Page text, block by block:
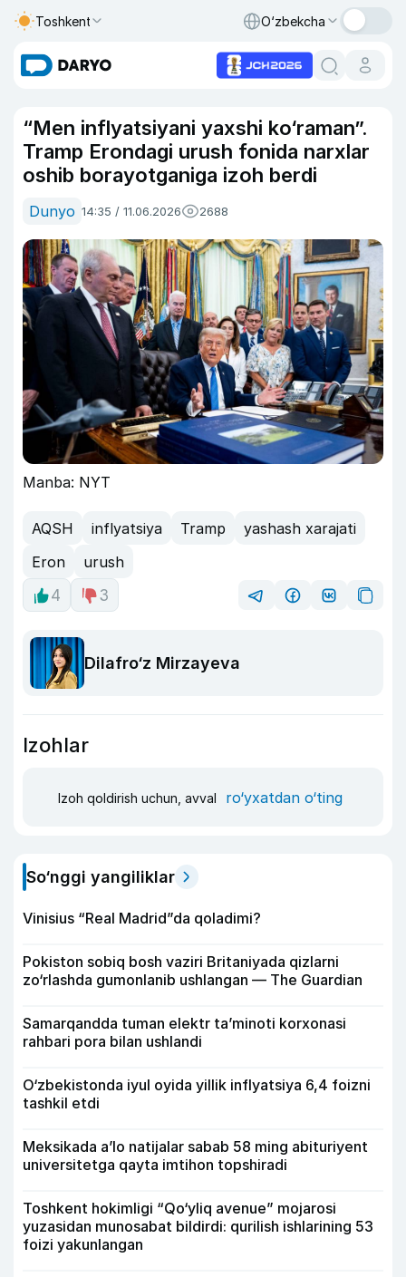
Toshkent O‘zbekcha
“Men inflyatsiyani yaxshi ko‘raman”.
Tramp Erondagi urush fonida narxlar
oshib borayotganiga izoh berdi
Dunyo 14:35 / 11.06.2026 2688
Manba: NYT
AQSH inflyatsiya Tramp
yashash xarajati
Eron
urush
4
3
Dilafro‘z Mirzayeva
Izohlar
Izoh qoldirish uchun, avval ro‘yxatdan o‘ting
So‘nggi yangiliklar
Vinisius “Real Madrid”da qoladimi?
Pokiston sobiq bosh vaziri Britaniyada qizlarni
zo‘rlashda gumonlanib ushlangan — The Guardian
Samarqandda tuman elektr ta’minoti korxonasi
rahbari pora bilan ushlandi
O‘zbekistonda iyul oyida yillik inflyatsiya 6,4 foizni
tashkil etdi
Meksikada a’lo natijalar sabab 58 ming abituriyent
universitetga qayta imtihon topshiradi
Toshkent hokimligi “Qo‘yliq avenue” mojarosi
yuzasidan munosabat bildirdi: qurilish ishlarining 53
foizi yakunlangan